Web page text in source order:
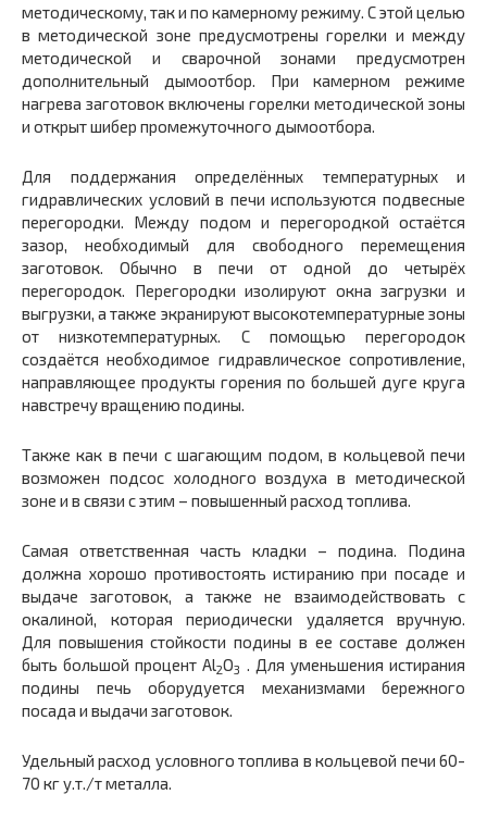
методическому, так и по камерному режиму. С этой целью
в методической зоне предусмотрены горелки и между
методической и сварочной зонами предусмотрен
дополнительный дымоотбор. При камерном режиме
нагрева заготовок включены горелки методической зоны
и открыт шибер промежуточного дымоотбора.
Для поддержания определённых температурных и
гидравлических условий в печи используются подвесные
перегородки. Между подом и перегородкой остаётся
зазор, необходимый для свободного перемещения
заготовок. Обычно в печи от одной до четырёх
перегородок. Перегородки изолируют окна загрузки и
выгрузки, а также экранируют высокотемпературные зоны
от низкотемпературных. С помощью перегородок
создаётся необходимое гидравлическое сопротивление,
направляющее продукты горения по большей дуге круга
навстречу вращению подины.
Также как в печи с шагающим подом, в кольцевой печи
возможен подсос холодного воздуха в методической
зоне и в связи с этим – повышенный расход топлива.
Самая ответственная часть кладки – подина. Подина
должна хорошо противостоять истиранию при посаде и
выдаче заготовок, а также не взаимодействовать с
окалиной, которая периодически удаляется вручную.
Для повышения стойкости подины в ее составе должен
быть большой процент Al2O3 . Для уменьшения истирания
подины печь оборудуется механизмами бережного
посада и выдачи заготовок.
Удельный расход условного топлива в кольцевой печи 60-
70 кг у.т./т металла.